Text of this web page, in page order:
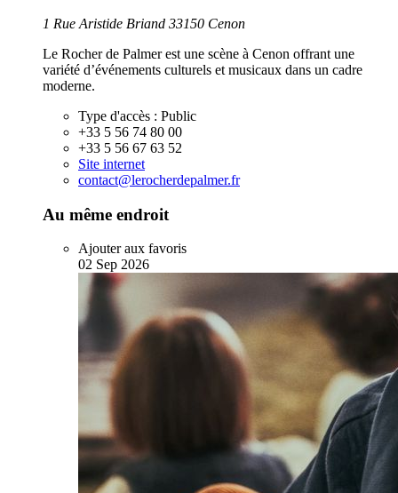
1 Rue Aristide Briand 33150 Cenon
Le Rocher de Palmer est une scène à Cenon offrant une
variété d’événements culturels et musicaux dans un cadre
moderne.
Type d'accès : Public
+33 5 56 74 80 00
+33 5 56 67 63 52
Site internet
contact@lerocherdepalmer.fr
Au même endroit
Ajouter aux favoris
02 Sep 2026